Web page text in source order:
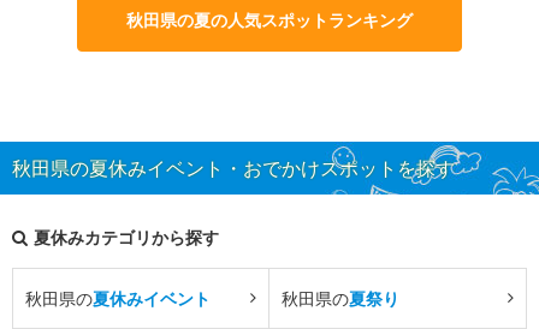
秋田県の夏の人気スポットランキング
秋田県の夏休みイベント・おでかけスポットを探す
夏休みカテゴリから探す
秋田県の夏休みイベント 秋田県の夏祭り